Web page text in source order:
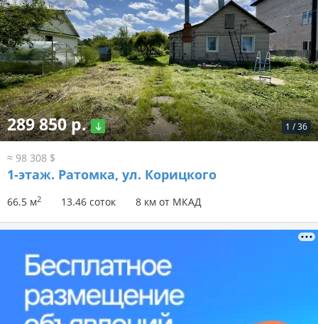
1 /36
289 850 р.
≈ 98 308 $
1-этаж. Ратомка, ул. Корицкого
66.5 м2 13.46 соток 8 км от МКАД